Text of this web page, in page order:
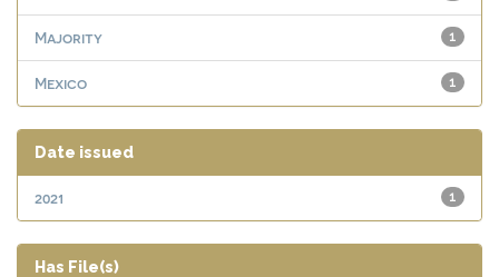
1
Majority
1
Mexico
Date issued
1
2021
Has File(s)